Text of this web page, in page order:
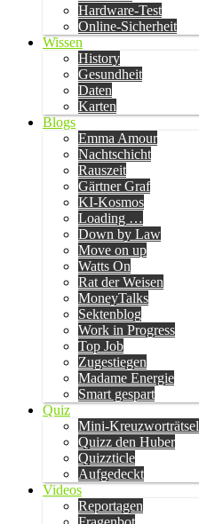
Hardware-Test
Online-Sicherheit
Wissen
History
Gesundheit
Daten
Karten
Blogs
Emma Amour
Nachtschicht
Rauszeit
Gärtner Graf
KI-Kosmos
Loading …
Down by Law
Move on up
Watts On
Rat der Weisen
MoneyTalks
Sektenblog
Work in Progress
Top Job
Zugestiegen
Madame Energie
Smart gespart
Quiz
Mini-Kreuzworträtsel
Quizz den Huber
Quizzticle
Aufgedeckt
Videos
Reportagen